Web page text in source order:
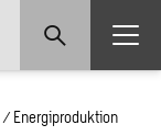
/ Energiproduktion